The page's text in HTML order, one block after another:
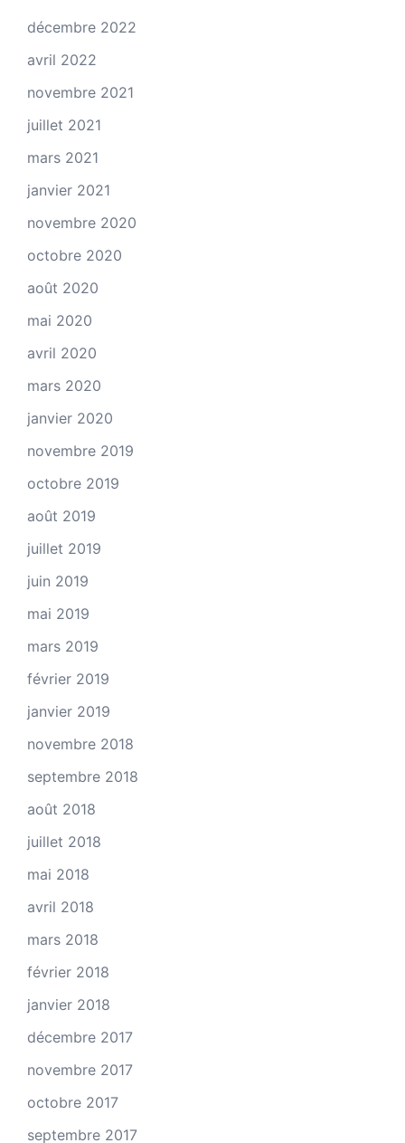
décembre 2022
avril 2022
novembre 2021
juillet 2021
mars 2021
janvier 2021
novembre 2020
octobre 2020
août 2020
mai 2020
avril 2020
mars 2020
janvier 2020
novembre 2019
octobre 2019
août 2019
juillet 2019
juin 2019
mai 2019
mars 2019
février 2019
janvier 2019
novembre 2018
septembre 2018
août 2018
juillet 2018
mai 2018
avril 2018
mars 2018
février 2018
janvier 2018
décembre 2017
novembre 2017
octobre 2017
septembre 2017